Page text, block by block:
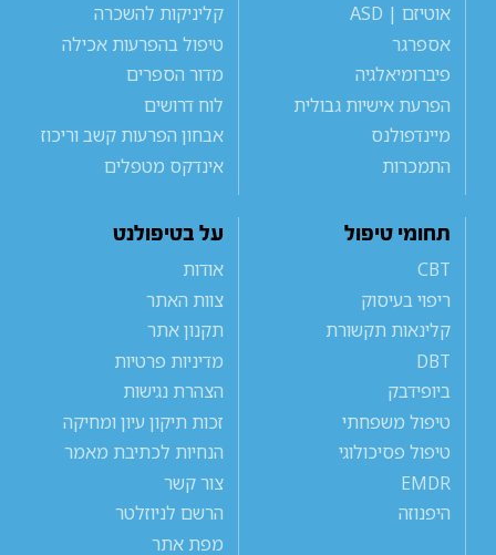
אוטיזם | ASD
אספרגר
פיברומיאלגיה
הפרעת אישיות גבולית
מיינדפולנס
התמכרות
קליניקות להשכרה
טיפול בהפרעות אכילה
מדור הספרים
לוח דרושים
אבחון הפרעות קשב וריכוז
אינדקס מטפלים
תחומי טיפול
CBT
ריפוי בעיסוק
קלינאות תקשורת
DBT
ביופידבק
טיפול משפחתי
טיפול פסיכולוגי
EMDR
היפנוזה
על בטיפולנט
אודות
צוות האתר
תקנון אתר
מדיניות פרטיות
הצהרת נגישות
זכות תיקון עיון ומחיקה
הנחיות לכתיבת מאמר
צור קשר
הרשם לניוזלטר
מפת אתר